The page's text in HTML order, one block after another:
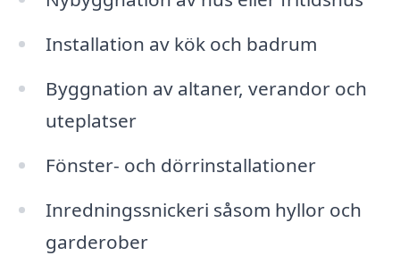
Installation av kök och badrum
Byggnation av altaner, verandor och
uteplatser
Fönster- och dörrinstallationer
Inredningssnickeri såsom hyllor och
garderober